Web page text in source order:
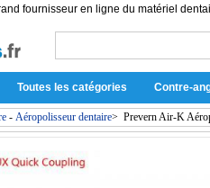
fournisseur en ligne du matériel
Toutes les catégories Contre-
- Aéropolisseur dentaire> Prevern Air-K